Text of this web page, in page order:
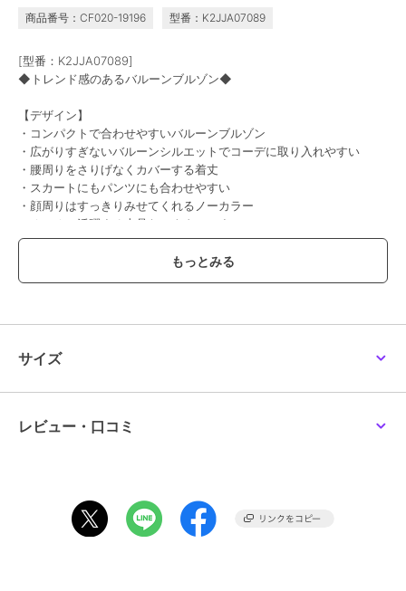
商品番号：CF020-19196 型番：K2JJA07089
[型番：K2JJA07089]
◆トレンド感のあるバルーンブルゾン◆
【デザイン】
・コンパクトで合わせやすいバルーンブルゾン
・広がりすぎないバルーンシルエットでコーデに取り入れやすい
・腰周りをさりげなくカバーする着丈
・スカートにもパンツにも合わせやすい
・顔周りはすっきりみせてくれるノーカラー
・オンオフ活躍する上品なアウターです
・パウダータッチな柔らかい肌触り
ON・OFF兼用でスタイリングに馴染む一着です。
パンツやスカート、ワンピースまで幅広いアイテムと好相性。
--------------------
光沢感：なし
生地の厚さ：ふつう
サイズ
レビュー・口コミ